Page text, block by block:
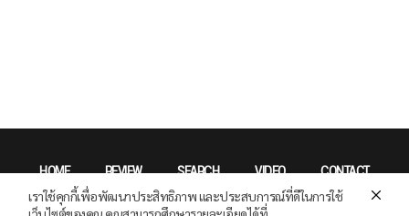
HOME REVIEW SEARCH VIDEO CONTACT
เราใช้คุกกี้เพื่อพัฒนาประสิทธิภาพ และประสบการณ์ที่ดีในการใช้